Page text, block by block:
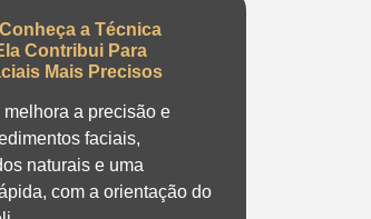
a Técnica
Contribui Para
Mais Precisos
a precisão e
faciais,
naturais e uma
com a orientação do